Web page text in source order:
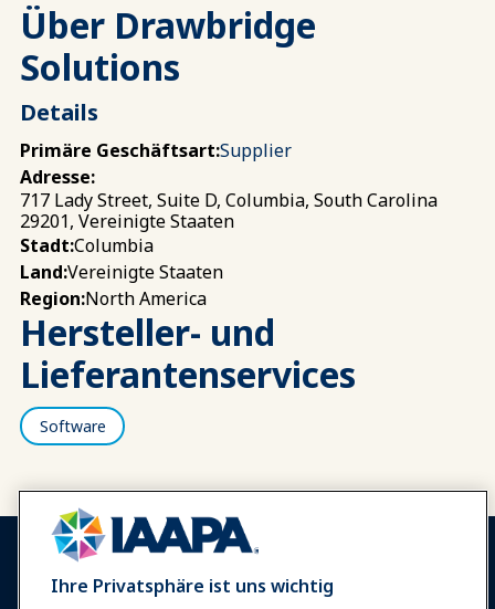
Über Drawbridge
Solutions
Details
Primäre Geschäftsart:Supplier
Adresse:
717 Lady Street, Suite D, Columbia, South Carolina
29201, Vereinigte Staaten
Stadt:Columbia
Land:Vereinigte Staaten
Region:North America
Hersteller- und
Lieferantenservices
Software
Ihre Privatsphäre ist uns wichtig